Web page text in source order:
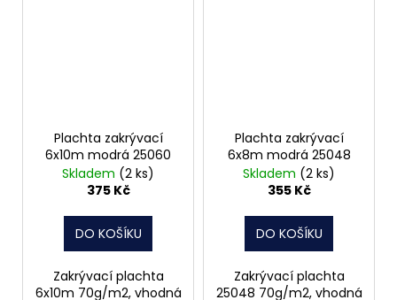
Plachta zakrývací
6x10m modrá 25060
Skladem (2 ks)
375 Kč
DO KOŠÍKU
Zakrývací plachta
6x10m 70g/m2, vhodná
Plachta zakrývací
6x8m modrá 25048
Skladem (2 ks)
355 Kč
DO KOŠÍKU
Zakrývací plachta
25048 70g/m2, vhodná